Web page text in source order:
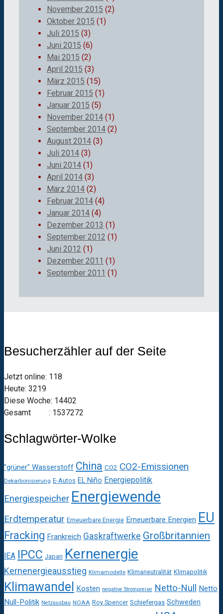
November 2015 (2)
Oktober 2015 (1)
Juli 2015 (3)
Juni 2015 (6)
Mai 2015 (2)
April 2015 (3)
März 2015 (15)
Februar 2015 (1)
Januar 2015 (5)
November 2014 (1)
September 2014 (2)
August 2014 (3)
Juli 2014 (3)
Juni 2014 (1)
April 2014 (3)
März 2014 (2)
Februar 2014 (4)
Januar 2014 (4)
Dezember 2013 (1)
September 2012 (1)
Juni 2012 (1)
Dezember 2011 (1)
September 2011 (1)
Besucherzähler auf der Seite
Jetzt online: 118
Heute: 3219
Diese Woche: 14402
Gesamt : 1537272
Schlagwörter-Wolke
"grüner" Wasserstoff China CO2 CO2-Emissionen
Dekarbonisierung E-Autos EL Niño Energiepolitik
Energiespeicher Energiewende
Erdtemperatur Erneuerbare Energie Erneuerbare Energien EU
Fracking Frankreich Gaskraftwerke Großbritannien
IEA IPCC Japan Kernenergie
Kernenergieausstieg Klimamodelle Klimaneutralität Klimapolitik
Klimawandel Kosten negative Strompreise Netto-Null Netto
Null-Politik Netzausbau NOAA Roy Spencer Schiefergas Schweden